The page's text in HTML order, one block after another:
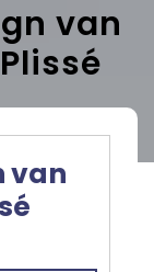
van
van